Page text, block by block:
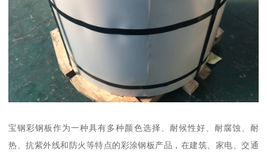
宝钢彩钢板作为一种具有多种颜色选择、耐候性好、耐腐蚀、耐
热、抗紫外线和防火等特点的彩涂钢板产品，在建筑、家电、交通